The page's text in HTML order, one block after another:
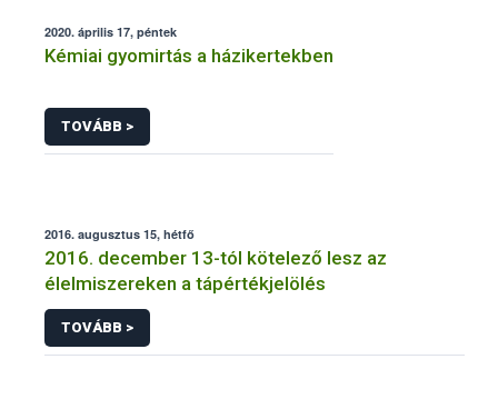
2020. április 17, péntek
Kémiai gyomirtás a házikertekben
TOVÁBB >
2016. augusztus 15, hétfő
2016. december 13-tól kötelező lesz az
élelmiszereken a tápértékjelölés
TOVÁBB >